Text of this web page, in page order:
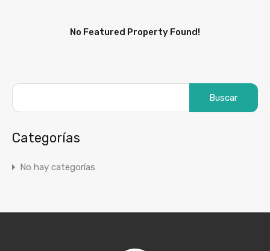
No Featured Property Found!
Categorías
No hay categorías